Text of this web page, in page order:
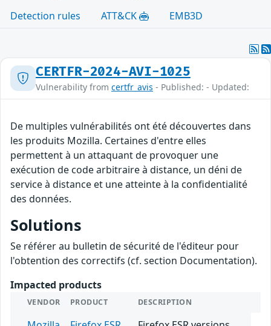
Detection rules
ATT&CK EMB3D
CERTFR-2024-AVI-1025
Vulnerability from certfr_avis - Published: - Updated:
De multiples vulnérabilités ont été découvertes dans
les produits Mozilla. Certaines d'entre elles
permettent à un attaquant de provoquer une
exécution de code arbitraire à distance, un déni de
service à distance et une atteinte à la confidentialité
des données.
Solutions
Se référer au bulletin de sécurité de l'éditeur pour
l'obtention des correctifs (cf. section Documentation).
Impacted products
VENDOR PRODUCT DESCRIPTION